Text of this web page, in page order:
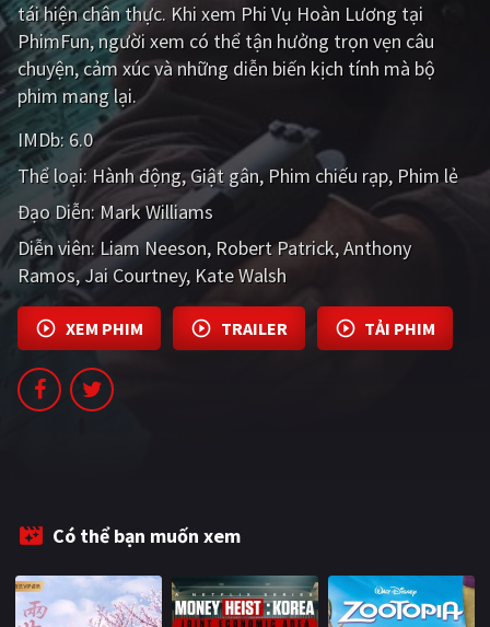
Âu - Mỹ Trung Quốc - Hồng Kông
Hàn Quốc Nhật Bản
Ấn Độ Việt Nam
Tổng hợp
CẬP NHẬT
PHIM MỚI
PHIM BỘ
PHIM LẺ
PHIM CHIẾU RẠP
tái hiện chân thực. Khi xem Phi Vụ Hoàn Lương tại
PhimFun, người xem có thể tận hưởng trọn vẹn câu
chuyện, cảm xúc và những diễn biến kịch tính mà bộ
phim mang lại.
IMDb:6.0
Thể loại: Hành động Giật gân Phim chiếu rạp Phim lẻ
Đạo Diễn: Mark Williams
Diễn viên: Liam Neeson Robert Patrick Anthony
Ramos Jai Courtney Kate Walsh
XEM PHIM TRAILER TẢI PHIM
Có thể bạn muốn xem